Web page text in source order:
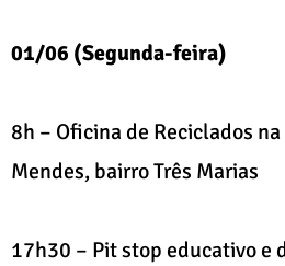
01/06 (Segunda-feira)
8h – Oficina de Reciclados
Mendes, bairro Três Marias
17h30 – Pit stop educativo e